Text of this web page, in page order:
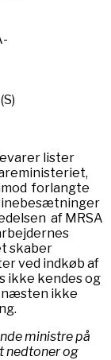
lister
forlangte
af MRSA
skaber
ved indkøb af
ikke kendes og
næsten ikke
ministre på
nedtoner og